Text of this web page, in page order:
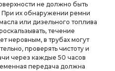
не должно быть
При их обнаружении ремни
или дизельного топлива
течение
неровным, в трубах могут
проверять чистоту и
через каждые 50 часов
передача должна